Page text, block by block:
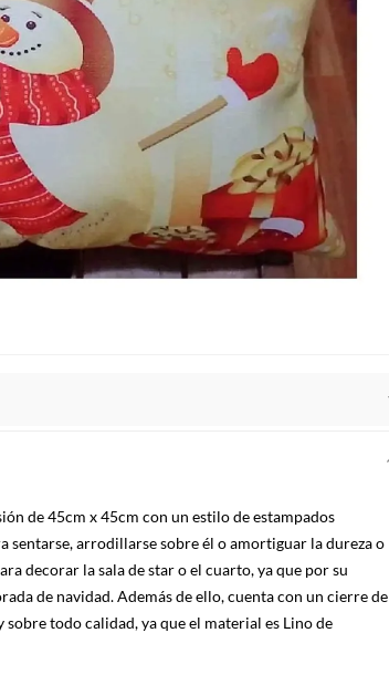
tienen:
productos para asfalto, hormigón, albañilería.
de 45cm x 45cm con un estilo de estampados
sentarse, arrodillarse sobre él o amortiguar la dureza o
decorar la sala de star o el cuarto, ya que por su
de navidad. Además de ello, cuenta con un cierre de
todo calidad, ya que el material es Lino de